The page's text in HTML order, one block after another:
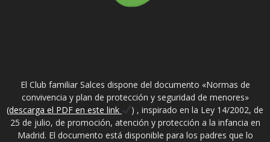
El Club familiar Salces dispone del documento «Normas de
convivencia y plan de protección y seguridad de menores»
(descarga el PDF en este link
) , inspirado en la Ley 14/2002, de
25 de julio, de promoción, atención y protección a la infancia en
Madrid. El documento está disponible para los padres que lo